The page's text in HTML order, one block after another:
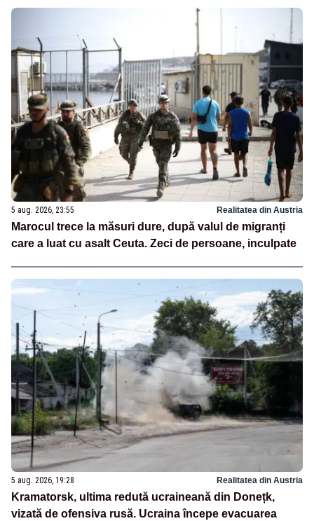
5 aug. 2026, 23:55 Realitatea din Austria
Marocul trece la măsuri dure, după valul de migranți
care a luat cu asalt Ceuta. Zeci de persoane, inculpate
5 aug. 2026, 19:28 Realitatea din Austria
Kramatorsk, ultima redută ucraineană din Donețk,
vizată de ofensiva rusă. Ucraina începe evacuarea